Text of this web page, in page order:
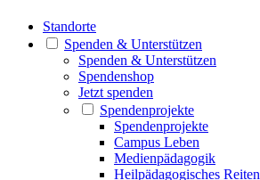
Standorte
Spenden & Unterstützen
Spenden & Unterstützen
Spendenshop
Jetzt spenden
Spendenprojekte
Spendenprojekte
Campus Leben
Medienpädagogik
Heilpädagogisches